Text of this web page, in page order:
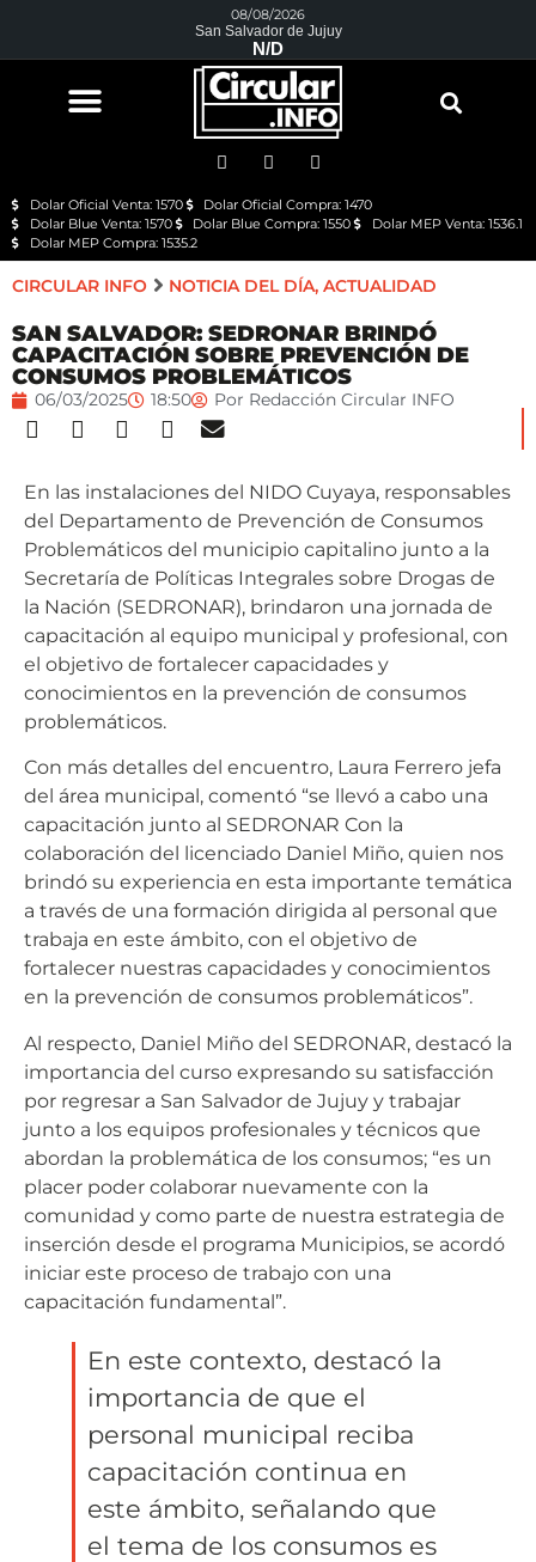
08/08/2026
San Salvador de Jujuy
N/D
Dolar Oficial Venta: 1570
Dolar Oficial Compra: 1470
Dolar Blue Venta: 1570
Dolar Blue Compra: 1550
Dolar MEP Venta: 1536.1
Dolar MEP Compra: 1535.2
CIRCULAR INFO NOTICIA DEL DÍA, ACTUALIDAD
SAN SALVADOR: SEDRONAR BRINDÓ
CAPACITACIÓN SOBRE PREVENCIÓN DE
CONSUMOS PROBLEMÁTICOS
06/03/2025 18:50 Por Redacción Circular INFO
En las instalaciones del NIDO Cuyaya, responsables
del Departamento de Prevención de Consumos
Problemáticos del municipio capitalino junto a la
Secretaría de Políticas Integrales sobre Drogas de
la Nación (SEDRONAR), brindaron una jornada de
capacitación al equipo municipal y profesional, con
el objetivo de fortalecer capacidades y
conocimientos en la prevención de consumos
problemáticos.
Con más detalles del encuentro, Laura Ferrero jefa
del área municipal, comentó “se llevó a cabo una
capacitación junto al SEDRONAR Con la
colaboración del licenciado Daniel Miño, quien nos
brindó su experiencia en esta importante temática
a través de una formación dirigida al personal que
trabaja en este ámbito, con el objetivo de
fortalecer nuestras capacidades y conocimientos
en la prevención de consumos problemáticos”.
Al respecto, Daniel Miño del SEDRONAR, destacó la
importancia del curso expresando su satisfacción
por regresar a San Salvador de Jujuy y trabajar
junto a los equipos profesionales y técnicos que
abordan la problemática de los consumos; “es un
placer poder colaborar nuevamente con la
comunidad y como parte de nuestra estrategia de
inserción desde el programa Municipios, se acordó
iniciar este proceso de trabajo con una
capacitación fundamental”.
En este contexto, destacó la
importancia de que el
personal municipal reciba
capacitación continua en
este ámbito, señalando que
el tema de los consumos es